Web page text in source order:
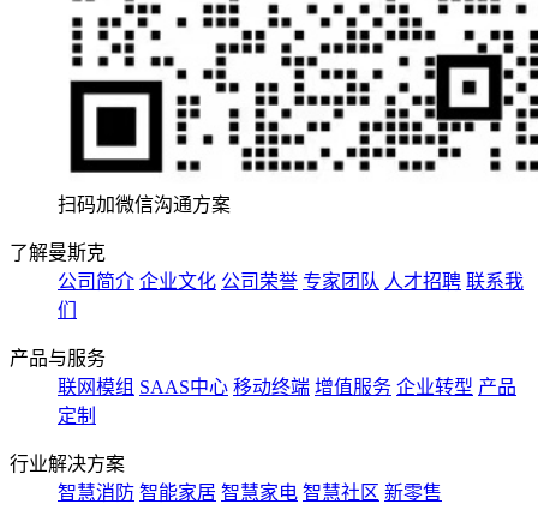
扫码加微信沟通方案
了解曼斯克
公司简介 企业文化 公司荣誉 专家团队 人才招聘 联系我
们
产品与服务
联网模组 SAAS中心 移动终端 增值服务 企业转型 产品
定制
行业解决方案
智慧消防 智能家居 智慧家电 智慧社区 新零售